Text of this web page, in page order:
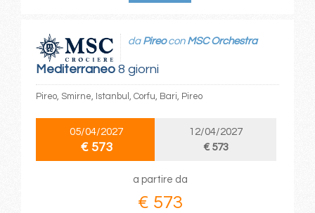
Mediterraneo8 giorni
da Pireocon MSC Orchestra
Pireo, Smirne, Istanbul, Corfu, Bari, Pireo
05/04/2027
€ 573
12/04/2027
€ 573
a partire da
€ 573